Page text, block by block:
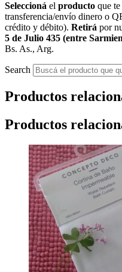
Seleccioná el producto que
transferencia/envío dinero o
crédito y débito). Retirá por
5 de Julio 435 (entre
Bs. As., Arg.
Search
Productos
Productos